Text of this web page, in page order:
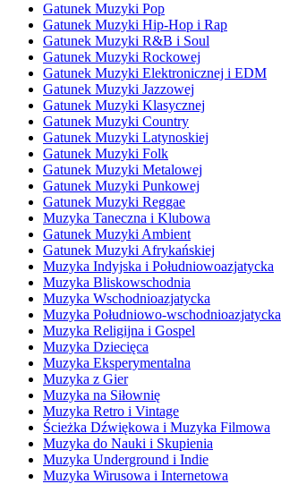
Gatunek Muzyki Pop
Gatunek Muzyki Hip-Hop i Rap
Gatunek Muzyki R&B i Soul
Gatunek Muzyki Rockowej
Gatunek Muzyki Elektronicznej i EDM
Gatunek Muzyki Jazzowej
Gatunek Muzyki Klasycznej
Gatunek Muzyki Country
Gatunek Muzyki Latynoskiej
Gatunek Muzyki Folk
Gatunek Muzyki Metalowej
Gatunek Muzyki Punkowej
Gatunek Muzyki Reggae
Muzyka Taneczna i Klubowa
Gatunek Muzyki Ambient
Gatunek Muzyki Afrykańskiej
Muzyka Indyjska i Południowoazjatycka
Muzyka Bliskowschodnia
Muzyka Wschodnioazjatycka
Muzyka Południowo-wschodnioazjatycka
Muzyka Religijna i Gospel
Muzyka Dziecięca
Muzyka Eksperymentalna
Muzyka z Gier
Muzyka na Siłownię
Muzyka Retro i Vintage
Ścieżka Dźwiękowa i Muzyka Filmowa
Muzyka do Nauki i Skupienia
Muzyka Underground i Indie
Muzyka Wirusowa i Internetowa